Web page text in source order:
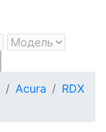
Acura
RDX